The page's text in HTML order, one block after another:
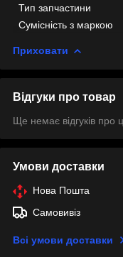
Тип запчастини
Сумісність з маркою
Приховати
Відгуки про товар
Ще немає відгуків про
Умови доставки
Нова Пошта
Самовивіз
Всі умови доставки